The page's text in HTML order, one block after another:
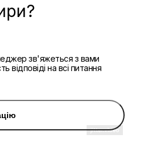
зв'яжеться з вами
відповіді на всі питання